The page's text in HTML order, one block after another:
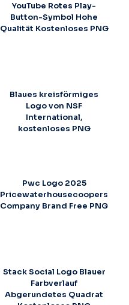
YouTube Rotes Play-
Button-Symbol Hohe
Qualität Kostenloses PNG
Blaues kreisförmiges
Logo von NSF
International,
kostenloses PNG
Pwc Logo 2025
Pricewaterhousecoopers
Company Brand Free PNG
Stack Social Logo Blauer
Farbverlauf
Abgerundetes Quadrat